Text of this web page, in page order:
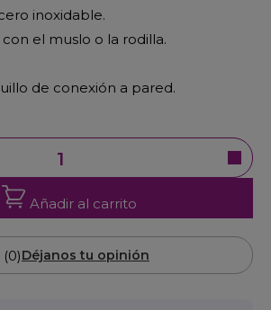
inoxidable.
el muslo o la rodilla.
de conexión a pared.
Añadir al carrito
(0)Déjanos tu opinión